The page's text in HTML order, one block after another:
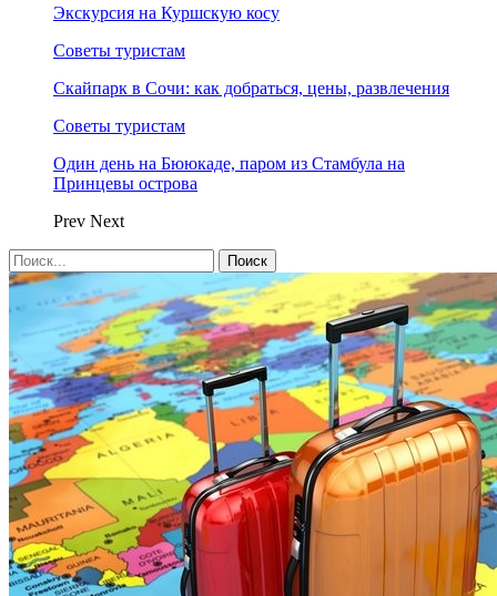
Экскурсия на Куршскую косу
Советы туристам
Скайпарк в Сочи: как добраться, цены, развлечения
Советы туристам
Один день на Бююкаде, паром из Стамбула на
Принцевы острова
Prev Next